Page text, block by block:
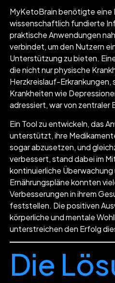
MyKetoBrain benötigte eine
wissenschaftlich fundierte
praktische Anwendungen
verbindet, um den Nutzern
Unterstützung zu bieten.
die nicht nur physische
Herzkreislauf-Erkrankungen,
Krankheiten wie
adressiert, war von zentraler
Ein Tool zu entwickeln, das
unterstützt, ihre
sogar abzusetzen, und
verbessert, stand dabei im
kontinuierliche Überwachung
Ernährungspläne konnten
Verbesserungen in ihrem
feststellen. Die positiven
körperliche und mentale
unterstreichen den Erfolg
Die